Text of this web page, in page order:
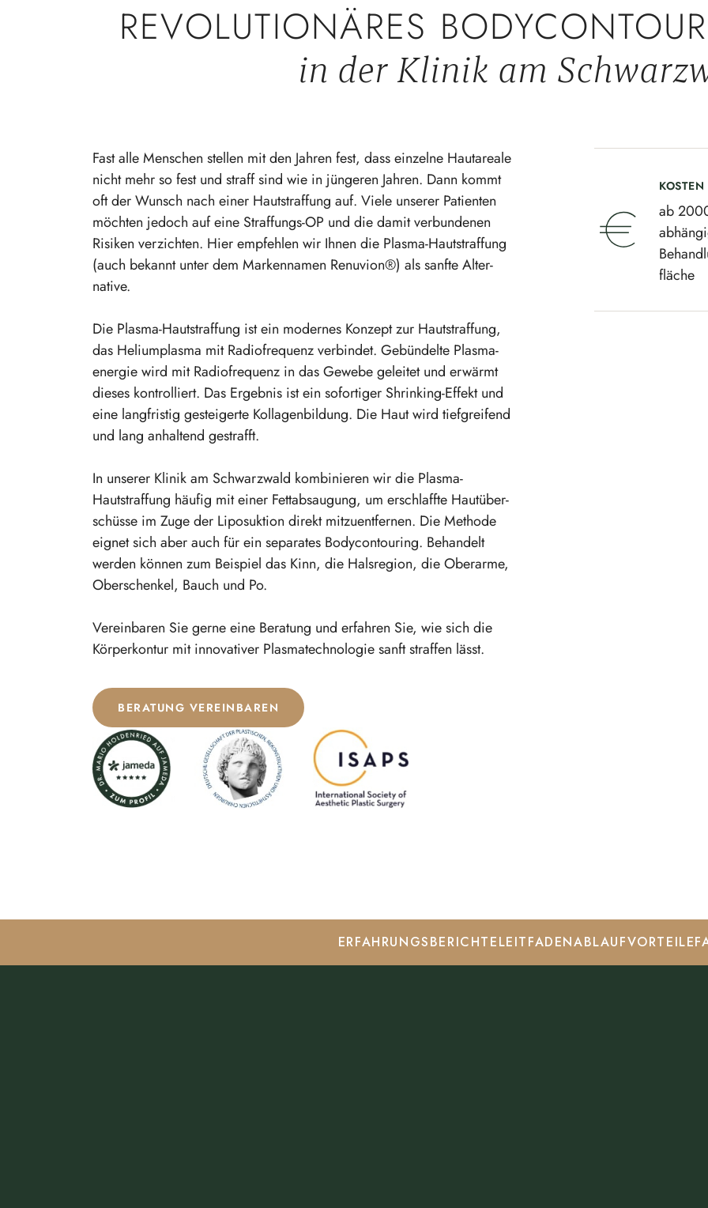
REVOLUTIONÄRES
in der Klinik am
Fast alle Menschen stellen mit den Jahren fest, dass einzelne Hautareale
nicht mehr so fest und straff sind wie in jüngeren Jahren. Dann kommt
oft der Wunsch nach einer Hautstraffung auf. Viele unserer Patienten
möchten jedoch auf eine Straf­fungs-OP und die damit verbun­denen
Risiken verzichten. Hier empfehlen wir Ihnen die Plasma-Hautstraffung
(auch bekannt unter dem Marken­namen Renuvion®) als sanfte Alter­
native.
Die Plasma-Hautstraffung ist ein modernes Konzept zur Hautstraffung,
das Helium­plasma mit Radio­fre­quenz verbindet. Gebün­delte Plasma­
energie wird mit Radio­fre­quenz in das Gewebe geleitet und erwärmt
dieses kontrol­liert. Das Ergebnis ist ein sofor­tiger Shrinking-Effekt und
eine langfristig gestei­gerte Kolla­gen­bildung. Die Haut wird tiefgreifend
und lang anhaltend gestrafft.
In unserer Klinik am Schwarzwald kombi­nieren wir die Plasma-
Hautstraffung häufig mit einer Fettab­saugung, um erschlaffte Hautüber­
schüsse im Zuge der Liposuktion direkt mitzu­ent­fernen. Die Methode
eignet sich aber auch für ein separates Bodycon­touring. Behandelt
werden können zum Beispiel das Kinn, die Halsregion, die Oberarme,
Oberschenkel, Bauch und Po.
Verein­baren Sie gerne eine Beratung und erfahren Sie, wie sich die
Körper­kontur mit innova­tiver Plasma­tech­no­logie sanft straffen lässt.
BERATUNG VEREIN­BAREN
KOSTEN
ab
fläche
ERFAH­RUNGS­BE­RICHTELEITFADENABLAUFVORTEILE